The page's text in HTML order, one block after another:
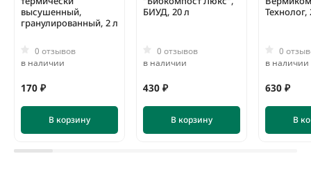
высушенный,
гранулированный, 2 л
0 отзывов
в наличии
170 ₽
В корзину
БИУД, 20 л
0 отзывов
в наличии
430 ₽
В корзину
Технолог,
0
в наличии
630 ₽
В